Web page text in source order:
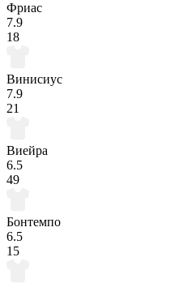
Фриас
7.9
18
Винисиус
7.9
21
Виейра
6.5
49
Бонтемпо
6.5
15